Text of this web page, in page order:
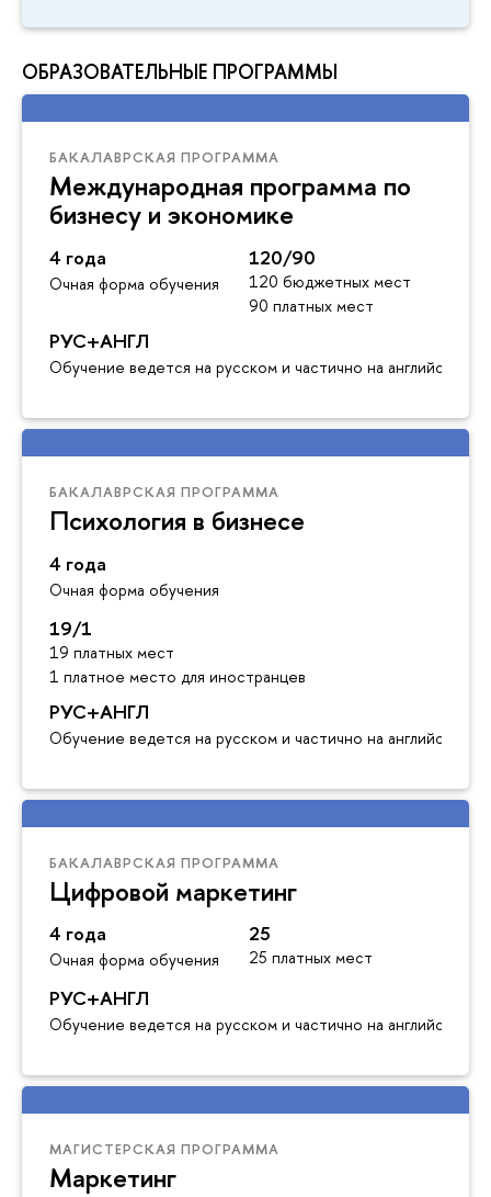
ОБРАЗОВАТЕЛЬНЫЕ ПРОГРАММЫ
БАКАЛАВРСКАЯ ПРОГРАММА
Международная программа по
бизнесу и экономике
4 года
Очная форма обучения
120/90
120 бюджетных мест
90 платных мест
РУС+АНГЛ
Обучение ведется на русском и частично на английском
БАКАЛАВРСКАЯ ПРОГРАММА
Психология в бизнесе
4 года
Очная форма обучения
19/1
19 платных мест
1 платное место для иностранцев
РУС+АНГЛ
Обучение ведется на русском и частично на английском
БАКАЛАВРСКАЯ ПРОГРАММА
Цифровой маркетинг
4 года
Очная форма обучения
25
25 платных мест
РУС+АНГЛ
Обучение ведется на русском и частично на английском
МАГИСТЕРСКАЯ ПРОГРАММА
Маркетинг